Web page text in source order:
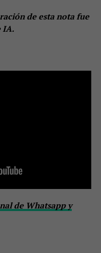
de esta nota fue
IA.
de Whatsapp y